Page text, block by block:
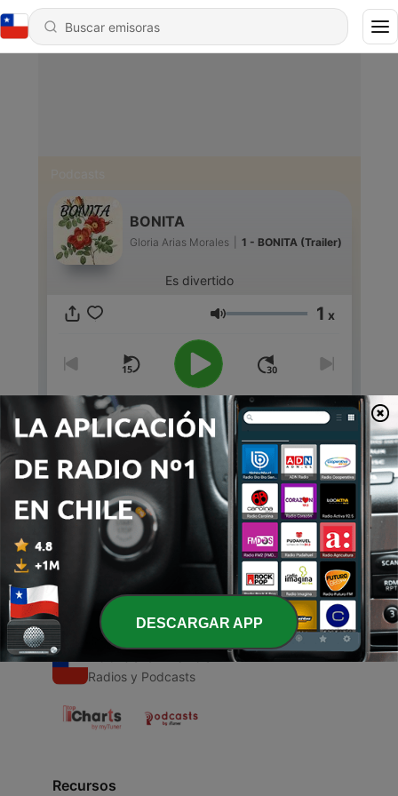
BONITA
Gloria Arias Morales 1 - BONITA (Trailer)
Es divertido
Volumen 1 x
00:00 00:00
Episodios
1 - BONITA (Trailer)
09 sep. 2020
Radios y Podcasts
Recursos
DESCARGAR APP